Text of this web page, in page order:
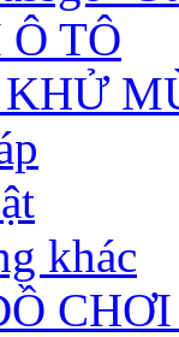
TÔ
khác